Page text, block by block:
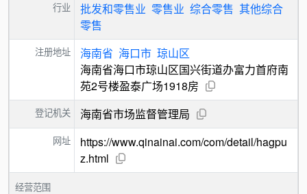
行业 批发和零售业 零售业 综合零售 其他综合
零售
注册地址 海南省 海口市 琼山区
海南省海口市琼山区国兴街道办富力首府南
苑2号楼盈泰广场1918房
登记机关 海南省市场监督管理局
网址
https://www.qinainai.com/com/detail/hagpu
z.html
经营范围